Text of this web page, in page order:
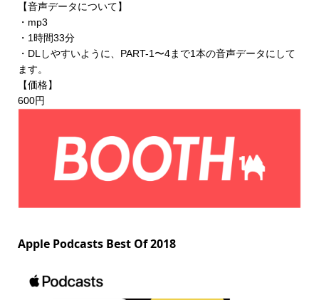
【音声データについて】
・mp3
・1時間33分
・DLしやすいように、PART-1〜4まで1本の音声データにして
ます。
【価格】
600円
Apple Podcasts Best Of 2018